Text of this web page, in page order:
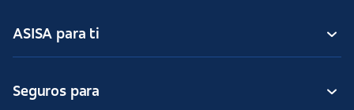
ASISA para ti
Seguros para